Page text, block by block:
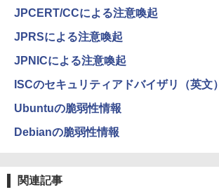
JPCERT/CCによる注意喚起
JPRSによる注意喚起
JPNICによる注意喚起
ISCのセキュリティアドバイザリ（英文）
Ubuntuの脆弱性情報
Debianの脆弱性情報
関連記事